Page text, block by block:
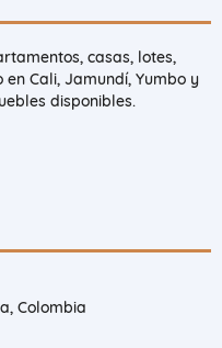
casas, lotes,
Cali, Jamundí, Yumbo y
disponibles.
Colombia